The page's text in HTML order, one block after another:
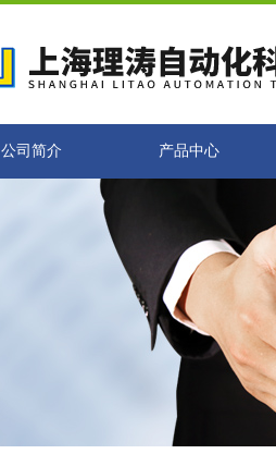
公司简介 产品中心